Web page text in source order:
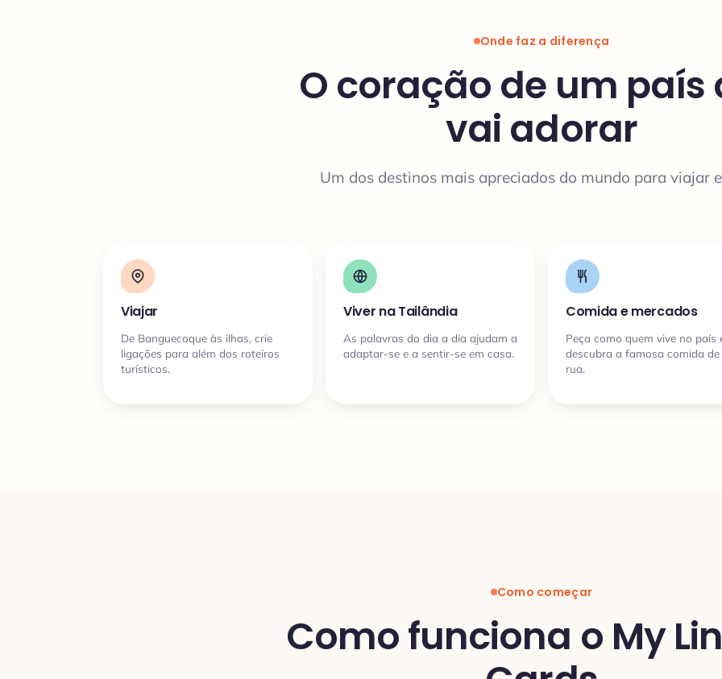
Onde faz a diferença
O coração de um país
vai adorar
Um dos destinos mais apreciados do mundo para viajar
Viajar
De Banguecoque às ilhas, crie
ligações para além dos roteiros
turísticos.
Viver na Tailândia
As palavras do dia a dia ajudam a
adaptar-se e a sentir-se em casa.
Comida e mercados
Peça como quem vive no país
descubra a famosa comida de
rua.
Como começar
Como funciona o My